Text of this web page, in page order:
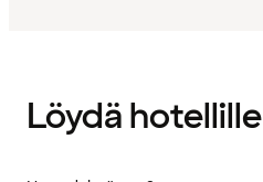
Löydä hotellille